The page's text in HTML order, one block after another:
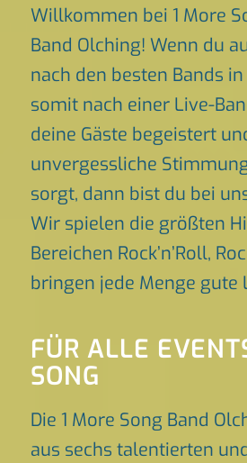
Willkommen bei 1 More
Band Olching! Wenn du
nach den besten Bands
somit nach einer Live-
deine Gäste begeistert
unvergessliche
sorgt, dann bist du bei
Wir spielen die größten
Bereichen Rock’n’Roll,
bringen jede Menge gute
FÜR ALLE
SONG
Die 1 More Song Band
aus sechs talentierten